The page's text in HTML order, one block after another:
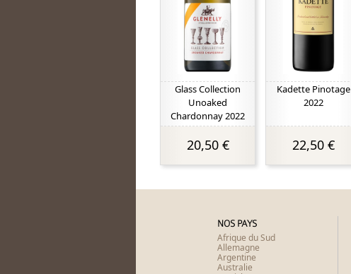
Glass Collection
Unoaked
Chardonnay 2022
20,50 €
Kadette Pinotage
2022
22,50 €
NOS PAYS
Afrique du Sud
Allemagne
Argentine
Australie